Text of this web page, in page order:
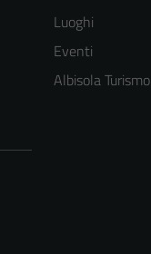
Luoghi
Eventi
Albisola Turismo